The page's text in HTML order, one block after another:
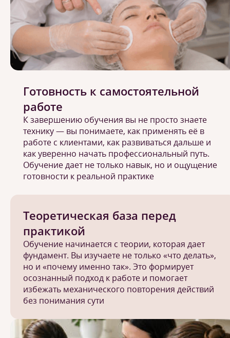
Теоретическая база перед
практикой
Обучение начинается с теории, которая дает
фундамент. Вы изучаете не только «что делать»,
но и «почему именно так». Это формирует
осознанный подход к работе и помогает
избежать механического повторения действий
без понимания сути
Готовность к самостоятельной
работе
К завершению обучения вы не просто знаете
технику — вы понимаете, как применять её в
работе с клиентами, как развиваться дальше и
как уверенно начать профессиональный путь.
Обучение дает не только навык, но и ощущение
готовности к реальной практике